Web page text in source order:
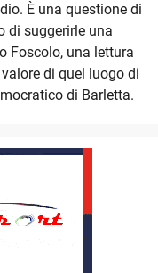
È una questione di
di suggerirle una
Foscolo, una lettura
di quel luogo di
di Barletta.